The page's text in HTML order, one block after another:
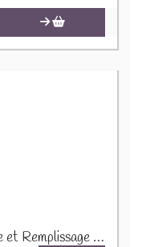
Pendule Pointe Cristal de Roche et Remplissage Cornaline 63020